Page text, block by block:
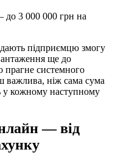
до 3 000 000 грн на
підприємцю змогу
ще до
прагне системного
важлива, ніж сама сума
у кожному наступному
— від